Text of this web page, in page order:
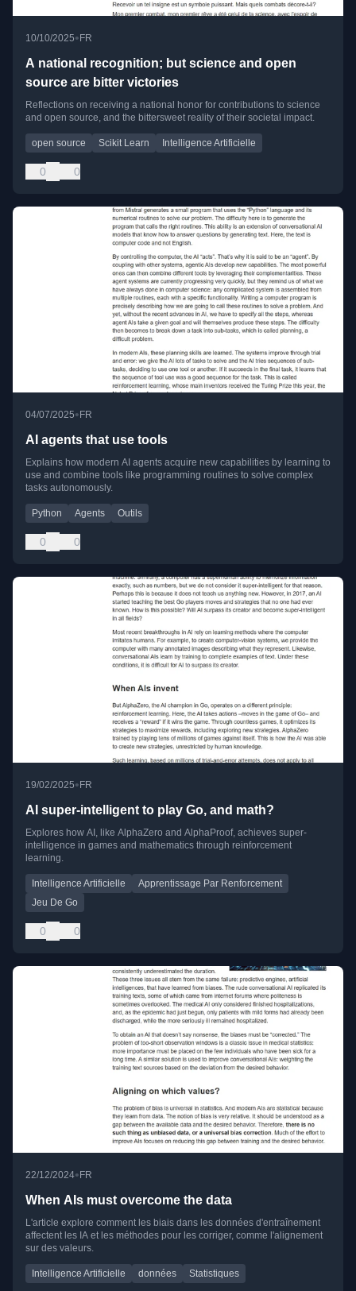
10/10/2025•FR
A national recognition; but science and open
source are bitter victories
Reflections on receiving a national honor for contributions to science
and open source, and the bittersweet reality of their societal impact.
open source Scikit Learn Intelligence Artificielle
0 0
04/07/2025•FR
AI agents that use tools
Explains how modern AI agents acquire new capabilities by learning to
use and combine tools like programming routines to solve complex
tasks autonomously.
Python Agents Outils
0 0
19/02/2025• FR
AI super-intelligent to play Go, and math?
Explores how AI, like AlphaZero and AlphaProof, achieves super-
intelligence in games and mathematics through reinforcement
learning.
Intelligence Artificielle
Apprentissage Par Renforcement
Jeu De Go
0 0
22/12/2024•FR
When AIs must overcome the data
L'article explore comment les biais dans les données d'entraînement
affectent les IA et les méthodes pour les corriger, comme l'alignement
sur des valeurs.
Intelligence Artificielle données Statistiques